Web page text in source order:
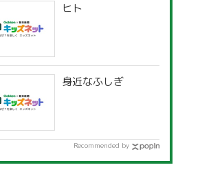
ヒト
身近なふしぎ
Recommended by